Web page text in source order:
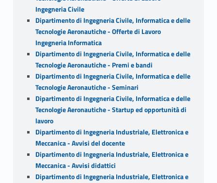
Ingegneria Civile
Dipartimento di Ingegneria Civile, Informatica e delle
Tecnologie Aeronautiche - Offerte di Lavoro
Ingegneria Informatica
Dipartimento di Ingegneria Civile, Informatica e delle
Tecnologie Aeronautiche - Premi e bandi
Dipartimento di Ingegneria Civile, Informatica e delle
Tecnologie Aeronautiche - Seminari
Dipartimento di Ingegneria Civile, Informatica e delle
Tecnologie Aeronautiche - Startup ed opportunità di
lavoro
Dipartimento di Ingegneria Industriale, Elettronica e
Meccanica - Avvisi del docente
Dipartimento di Ingegneria Industriale, Elettronica e
Meccanica - Avvisi didattici
Dipartimento di Ingegneria Industriale, Elettronica e